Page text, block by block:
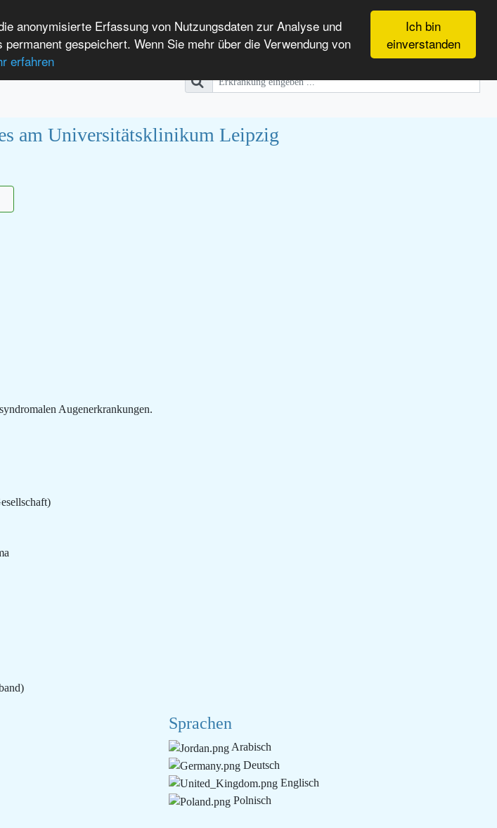
Ich bin
einverstanden
anonymisierte Erfassung von Nutzungsdaten zur Analyse und
gespeichert. Wenn Sie mehr über die Verwendung von
erfahrenInternational Patients
am Universitätsklinikum Leipzig
Augenerkrankungen.
Sprachen
Arabisch
Deutsch
Englisch
Polnisch